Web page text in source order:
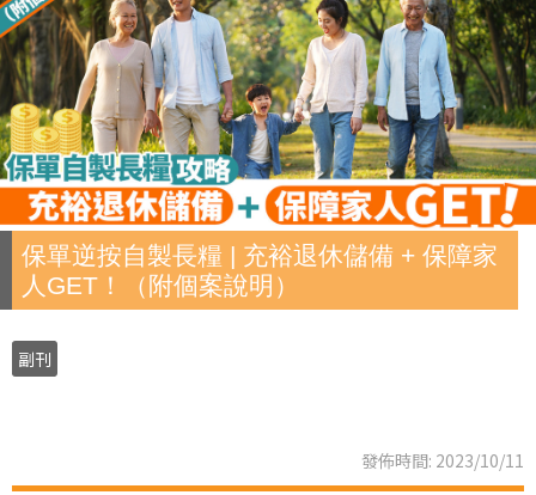
保單逆按自製長糧 | 充裕退休儲備 + 保障家
人GET！（附個案說明）
副刊
發佈時間: 2023/10/11